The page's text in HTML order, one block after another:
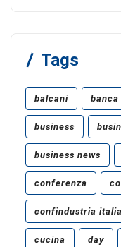
Tags
balcani banca
business
business news
conferenza
confindustria italia
cucina day